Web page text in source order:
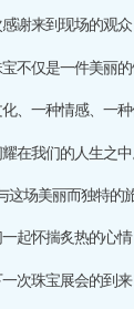
谢来到现场的观众
不仅是一件美丽的
、一种情感、一种
在我们的人生之中
这场美丽而独特的
起怀揣炙热的心情
次珠宝展会的到来